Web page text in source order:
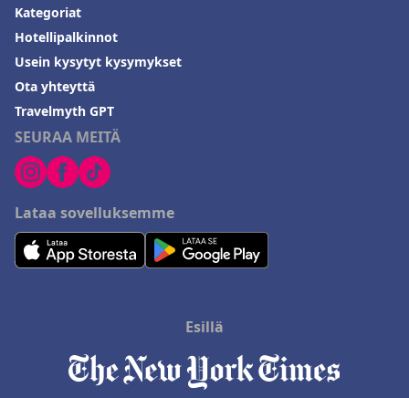
SEURAA MEITÄ
Lataa sovelluksemme
Kategoriat
Hotellipalkinnot
Usein kysytyt kysymykset
Ota yhteyttä
Travelmyth GPT
Esillä